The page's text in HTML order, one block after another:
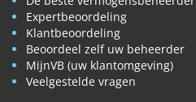
Expertbeoordeling
Klantbeoordeling
Beoordeel zelf uw beheerder
MijnVB (uw klantomgeving)
Veelgestelde vragen